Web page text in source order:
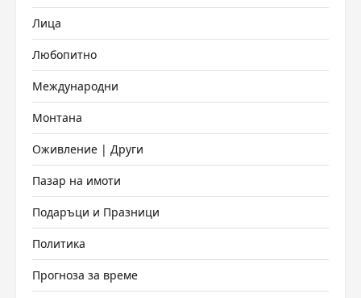
Лица
Любопитно
Международни
Монтана
Оживление | Други
Пазар на имоти
Подаръци и Празници
Политика
Прогноза за време